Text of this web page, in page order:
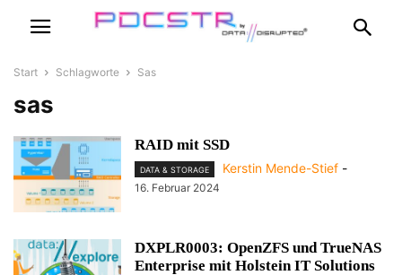
Start Schlagworte Sas
sas
RAID mit SSD
DATA & STORAGE Kerstin Mende-Stief -
16. Februar 2024
DXPLR0003: OpenZFS und TrueNAS
Enterprise mit Holstein IT Solutions